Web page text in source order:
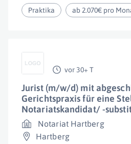
Praktika ab 2.070€ pro
vor 30+ T
Jurist (m/w/d) mit
Gerichtspraxis für eine
Notariatskandidat/ -
Notariat Hartberg
Hartberg